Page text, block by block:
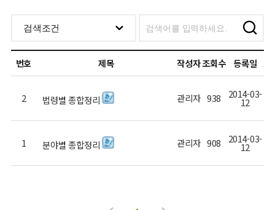
번호 제목 작성자조회수 등록일
2 법령별 종합정리 관리자 938 2014-03-
12
1 분야별 종합정리 관리자 908 2014-03-
12